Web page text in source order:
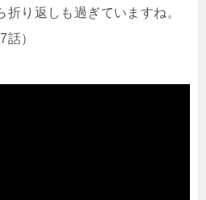
り返しも過ぎていますね。
話）